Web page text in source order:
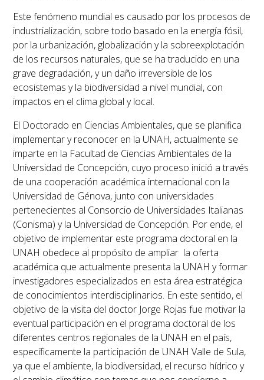
Este fenómeno mundial es causado por los procesos de
industrialización, sobre todo basado en la energía fósil,
por la urbanización, globalización y la sobreexplotación
de los recursos naturales, que se ha traducido en una
grave degradación, y un daño irreversible de los
ecosistemas y la biodiversidad a nivel mundial, con
impactos en el clima global y local.
El Doctorado en Ciencias Ambientales, que se planifica
implementar y reconocer en la UNAH, actualmente se
imparte en la Facultad de Ciencias Ambientales de la
Universidad de Concepción, cuyo proceso inició a través
de una cooperación académica internacional con la
Universidad de Génova, junto con universidades
pertenecientes al Consorcio de Universidades Italianas
(Conisma) y la Universidad de Concepción. Por ende, el
objetivo de implementar este programa doctoral en la
UNAH obedece al propósito de ampliar la oferta
académica que actualmente presenta la UNAH y formar
investigadores especializados en esta área estratégica
de conocimientos interdisciplinarios. En este sentido, el
objetivo de la visita del doctor Jorge Rojas fue motivar la
eventual participación en el programa doctoral de los
diferentes centros regionales de la UNAH en el país,
específicamente la participación de UNAH Valle de Sula,
ya que el ambiente, la biodiversidad, el recurso hídrico y